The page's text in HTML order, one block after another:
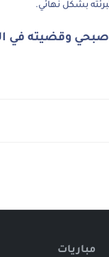
بشكل نهائي.
وقضيته في
مباريات